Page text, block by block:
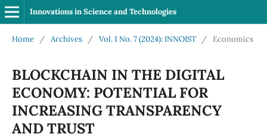
Innovations in Science and Technologies
Home / Archives / Vol. 1 No. 7 (2024): INNOIST / Economics
BLOCKCHAIN ​​IN THE DIGITAL
ECONOMY: POTENTIAL FOR
INCREASING TRANSPARENCY
AND TRUST